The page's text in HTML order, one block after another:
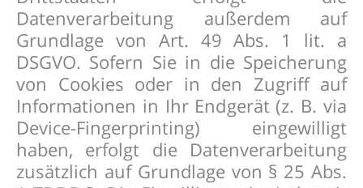
Datenverarbeitung außerdem auf
Grundlage von Art. 49 Abs. 1 lit. a
DSGVO. Sofern Sie in die Speicherung
von Cookies oder in den Zugriff auf
Informationen in Ihr Endgerät (z. B. via
Device-Fingerprinting) eingewilligt
haben, erfolgt die Datenverarbeitung
zusätzlich auf Grundlage von § 25 Abs.